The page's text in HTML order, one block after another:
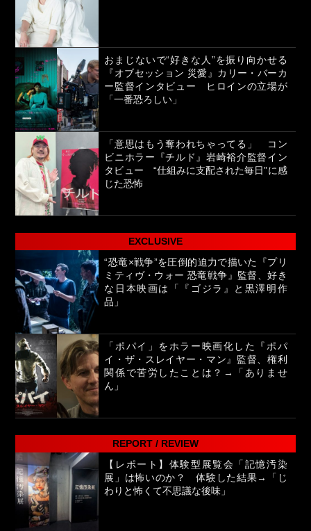
おまじないで“好きな人”を振り向かせる
『オブセッション 災愛』カリー・バーカ
ー監督インタビュー ヒロインの立場が
「一番恐ろしい」
「意思はもう奪われちゃってる」 コン
ビニホラー『チルド』岩崎裕介監督イン
タビュー “仕組みに支配された毎日”に感
じた恐怖
EXCLUSIVE
“恐竜×戦争”を圧倒的迫力で描いた『プリ
ミティヴ・ウォー 恐竜戦争』監督、好き
な日本映画は「『ゴジラ』と黒澤明作
品」
「ポパイ」をホラー映画化した『ポパ
イ・ザ・スレイヤー・マン』監督、権利
関係で苦労したことは？→「ありませ
ん」
REPORT / REVIEW
【レポート】体験型展覧会「記憶汚染
展」は怖いのか？ 体験した結果→「じ
わりと怖くて不思議な後味」